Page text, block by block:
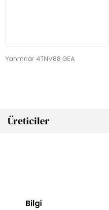
Üreticiler
Yanmnar 4TNV88 GEA
Bilgi